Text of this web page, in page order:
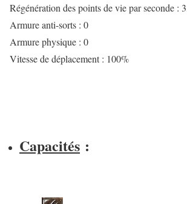
Régénération des points de vie par seconde :
Armure anti-sorts : 0
Armure physique : 0
Vitesse de déplacement : 100%
Capacités :